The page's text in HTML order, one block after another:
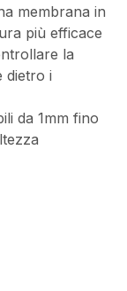
membrana in
più efficace
la
dietro i
da 1mm fino